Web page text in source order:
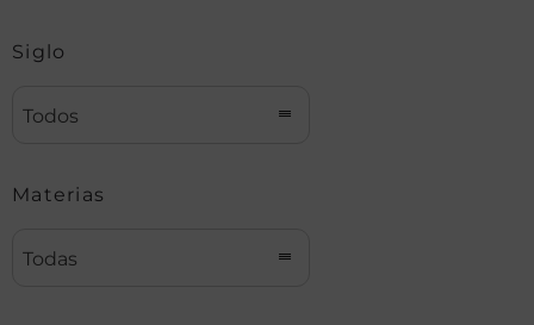
Siglo
Todos
Materias
Todas